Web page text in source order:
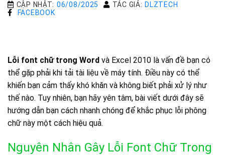
CẬP NHẬT: 06/08/2025 TÁC GIẢ: DLZTECH
FACEBOOK
Lỗi font chữ trong Word và Excel 2010 là vấn đề bạn có
thể gặp phải khi tải tài liệu về máy tính. Điều này có thể
khiến bạn cảm thấy khó khăn và không biết phải xử lý như
thế nào. Tuy nhiên, bạn hãy yên tâm, bài viết dưới đây sẽ
hướng dẫn bạn cách nhanh chóng để khắc phục lỗi phông
chữ này một cách hiệu quả.
Nguyên Nhân Gây Lỗi Font Chữ Trong